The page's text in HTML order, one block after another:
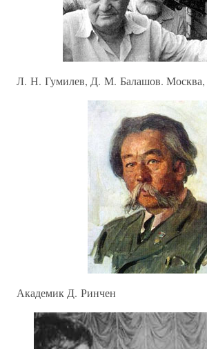
Л. Н. Гумилев, Д. М. Балашов. Москва,
Академик Д. Ринчен